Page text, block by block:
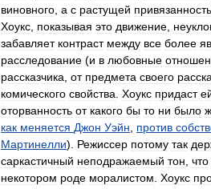
виновного а с растущей
Хоукс показывая это движение
забавляет контраст между все более
расследование (и в любовные
рассказчика от предмета своего
комического свойства Хоукс придаст
оторванность от какого бы то ни было
как меняется Джон Уэйн против
Мартинелли). Режиссер потому так
саркастичный неподражаемый тон что
некотором роде моралистом Хоукс